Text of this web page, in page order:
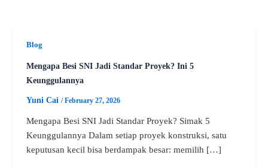
Blog
Mengapa Besi SNI Jadi Standar Proyek? Ini 5
Keunggulannya
Yuni Cai/February 27, 2026
Mengapa Besi SNI Jadi Standar Proyek? Simak 5
Keunggulannya Dalam setiap proyek konstruksi, satu
keputusan kecil bisa berdampak besar: memilih […]